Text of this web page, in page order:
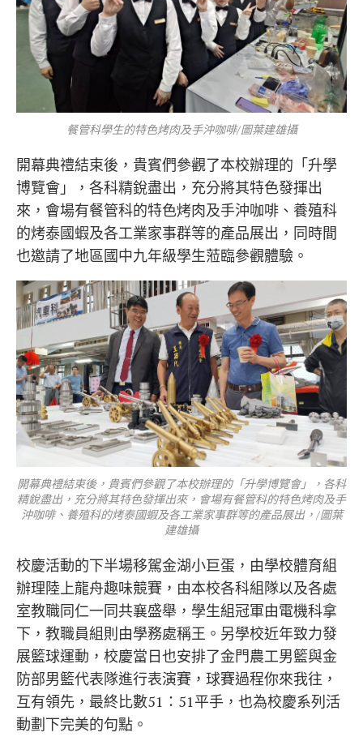
餐管科學生的特色烤肉及手沖咖啡/圖葉建雄攝
開幕典禮結束後，貴賓們參觀了本校辦理的「升學
博覽會」，各科精銳盡出，充分將其特色發揮出
來，會場有餐管科的特色烤肉及手沖咖啡、養殖科
的烤泰國蝦及各工業家事群等的產品展出，同時間
也邀請了地區國中九年級學生蒞臨參觀體驗。
開幕典禮結束後，貴賓們參觀了本校辦理的「升學博覽會」，各科
精銳盡出，充分將其特色發揮出來，會場有餐管科的特色烤肉及手
沖咖啡、養殖科的烤泰國蝦及各工業家事群等的產品展出，/圖葉
建雄攝
校慶活動的下半場移駕金湖小巨蛋，由學校體育組
辦理陸上龍舟趣味競賽，由本校各科組隊以及各處
室教職同仁一同共襄盛舉，學生組冠軍由電機科拿
下，教職員組則由學務處稱王。另學校近年致力發
展籃球運動，校慶當日也安排了金門農工男籃與金
防部男籃代表隊進行表演賽，球賽過程你來我往，
互有領先，最終比數51：51平手，也為校慶系列活
動劃下完美的句點。